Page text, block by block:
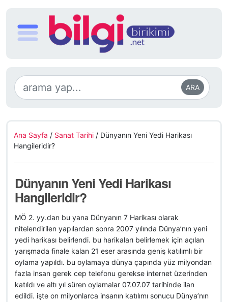
ARA
Ana Sayfa / Sanat Tarihi / Dünyanın Yeni Yedi Harikası
Hangileridir?
Dünyanın Yeni Yedi Harikası
Hangileridir?
MÖ 2. yy.dan bu yana Dünyanın 7 Harikası olarak
nitelendirilen yapılardan sonra 2007 yılında Dünya’nın yeni
yedi harikası belirlendi. bu harikaları belirlemek için açılan
yarışmada finale kalan 21 eser arasında geniş katılımlı bir
oylama yapıldı. bu oylamaya dünya çapında yüz milyondan
fazla insan gerek cep telefonu gerekse internet üzerinden
katıldı ve altı yıl süren oylamalar 07.07.07 tarihinde ilan
edildi. işte on milyonlarca insanın katılımı sonucu Dünya’nın